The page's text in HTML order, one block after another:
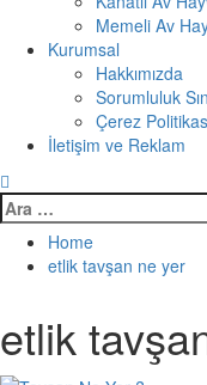
Memeli Av
Kurumsal
Hakkımızda
Sorumluluk
Çerez
İletişim ve Reklam
Arama:
Home
etlik tavşan ne yer
etlik